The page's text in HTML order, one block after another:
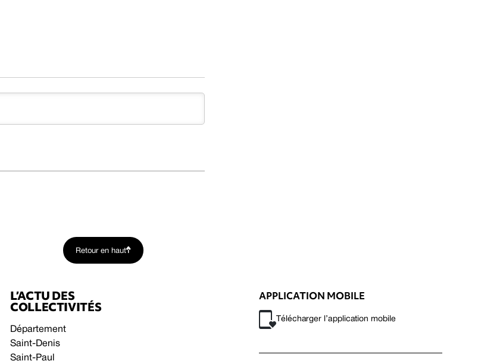
Retour en haut
L’ACTU DES
COLLECTIVITÉS
Département
Saint-Denis
Saint-Paul
APPLICATION MOBILE
Télécharger l’application mobile